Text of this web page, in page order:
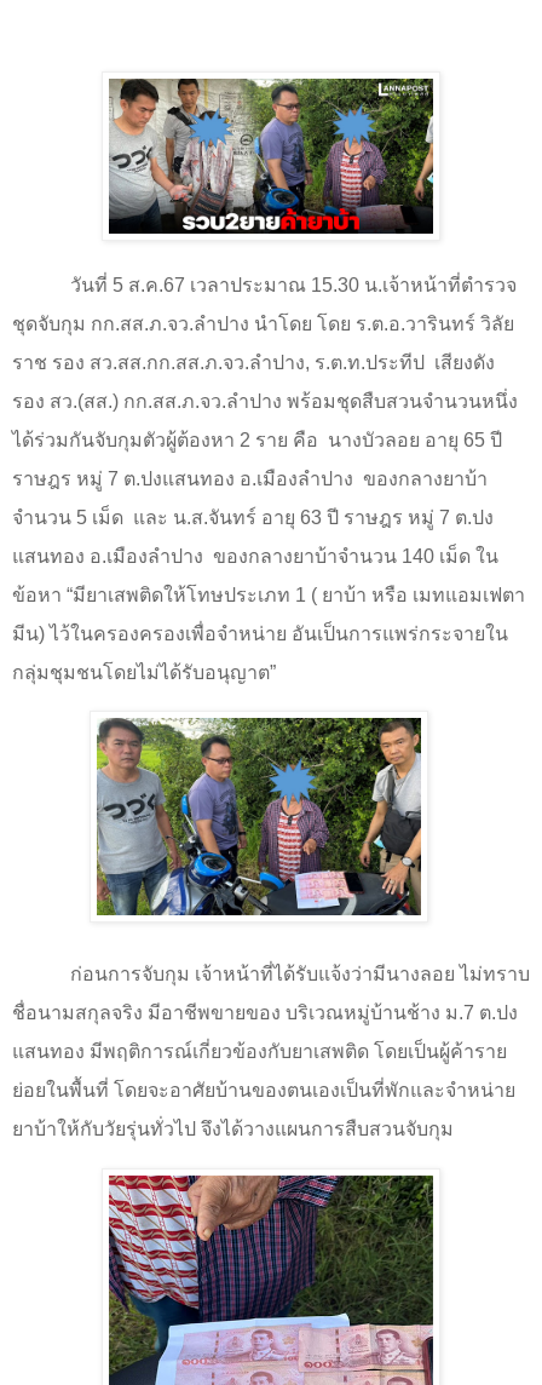
วันที่ 5 ส.ค.67 เวลาประมาณ 15.30 น.เจ้าหน้าที่ตำรวจ
ชุดจับกุม กก.สส.ภ.จว.ลำปาง นำโดย โดย ร.ต.อ.วารินทร์ วิลัย
ราช รอง สว.สส.กก.สส.ภ.จว.ลำปาง, ร.ต.ท.ประทีป
เสียงดัง
รอง สว.(สส.) กก.สส.ภ.จว.ลำปาง พร้อมชุดสืบสวนจำนวนหนึ่ง
ได้ร่วมกันจับกุมตัวผู้ต้องหา 2 ราย คือ นางบัวลอย อายุ 65 ปี
ราษฎร หมู่ 7 ต.ปงแสนทอง อ.เมืองลำปาง ของกลางยาบ้า
จำนวน 5 เม็ด และ น.ส.จันทร์ อายุ 63 ปี ราษฎร หมู่ 7 ต.ปง
แสนทอง อ.เมืองลำปาง ของกลางยาบ้าจำนวน 140 เม็ด ใน
ข้อหา “มียาเสพติดให้โทษประเภท 1 ( ยาบ้า หรือ เมทแอมเฟตา
มีน) ไว้ในครองครองเพื่อจำหน่าย อันเป็นการแพร่กระจายใน
กลุ่มชุมชนโดยไม่ได้รับอนุญาต”
ก่อนการจับกุม เจ้าหน้าที่ได้รับแจ้งว่ามีนางลอย ไม่ทราบ
ชื่อนามสกุลจริง มีอาชีพขายของ บริเวณหมู่บ้านช้าง ม.7 ต.ปง
แสนทอง มีพฤติการณ์เกี่ยวข้องกับยาเสพติด โดยเป็นผู้ค้าราย
ย่อยในพื้นที่ โดยจะอาศัยบ้านของตนเองเป็นที่พักและจำหน่าย
ยาบ้าให้กับวัยรุ่นทั่วไป จึงได้วางแผนการสืบสวนจับกุม